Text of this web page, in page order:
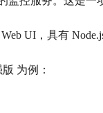
UI，具有
为例：